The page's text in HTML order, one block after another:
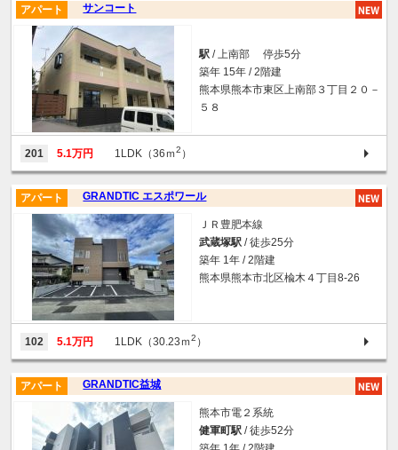
サンコート
アパート
駅 / 上南部 停歩5分
築年 15年 / 2階建
熊本県熊本市東区上南部３丁目２０－
５８
201 5.1万円 1LDK（36ｍ2 ）
GRANDTIC エスポワール
アパート
ＪＲ豊肥本線
武蔵塚駅 / 徒歩25分
築年 1年 / 2階建
熊本県熊本市北区楡木４丁目8-26
102 5.1万円 1LDK（30.23ｍ2 ）
GRANDTIC益城
アパート
熊本市電２系統
健軍町駅 / 徒歩52分